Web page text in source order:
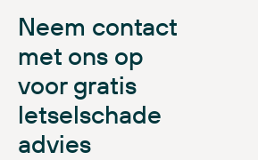
Neem contact
met ons op
voor gratis
letselschade
advies